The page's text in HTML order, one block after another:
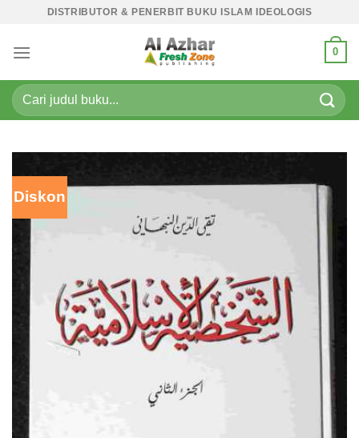
content
DISTRIBUTOR & PENERBIT BUKU ISLAM IDEOLOGIS
0
Pencarian
untuk:
Diskon